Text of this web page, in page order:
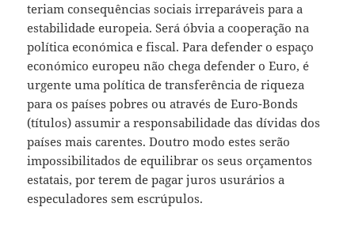
teriam consequências sociais irreparáveis para a
estabilidade europeia. Será óbvia a cooperação na
política económica e fiscal. Para defender o espaço
económico europeu não chega defender o Euro, é
urgente uma política de transferência de riqueza
para os países pobres ou através de Euro-Bonds
(títulos) assumir a responsabilidade das dívidas dos
países mais carentes. Doutro modo estes serão
impossibilitados de equilibrar os seus orçamentos
estatais, por terem de pagar juros usurários a
especuladores sem escrúpulos.